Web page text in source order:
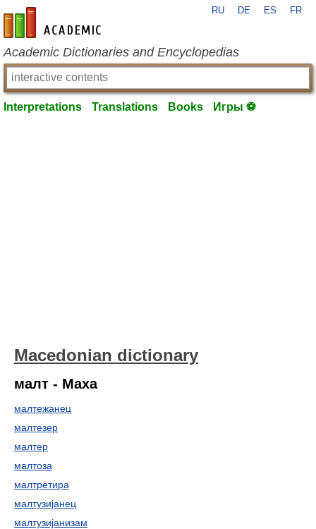
en-academic.com
RU DE ES FR
Academic Dictionaries and Encyclopedias
Interpretations Translations Books Игры ⚽
Macedonian dictionary
малт - Маха
малтежанец
малтезер
малтер
малтоза
малтретира
малтузијанец
малтузијанизам